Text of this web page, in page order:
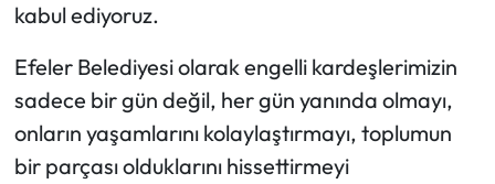
kabul ediyoruz.
Efeler Belediyesi olarak engelli kardeşlerimizin
sadece bir gün değil, her gün yanında olmayı,
onların yaşamlarını kolaylaştırmayı, toplumun
bir parçası olduklarını hissettirmeyi